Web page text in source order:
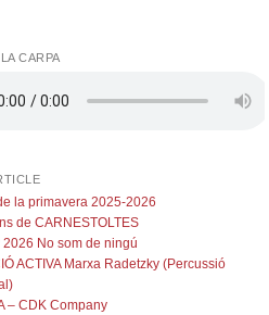
CARPA
la primavera 2025-2026
de CARNESTOLTES
2026 No som de ningú
ACTIVA Marxa Radetzky (Percussió
– CDK Company